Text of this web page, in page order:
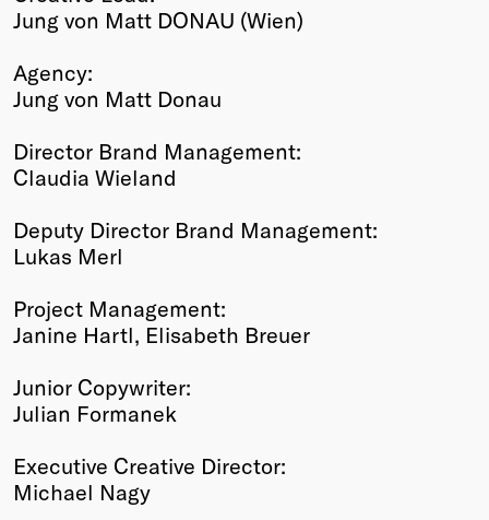
Jung von Matt DONAU (Wien)
Agency:
Jung von Matt Donau
Director Brand Management:
Claudia Wieland
Deputy Director Brand Management:
Lukas Merl
Project Management:
Janine Hartl, Elisabeth Breuer
Junior Copywriter:
Julian Formanek
Executive Creative Director:
Michael Nagy